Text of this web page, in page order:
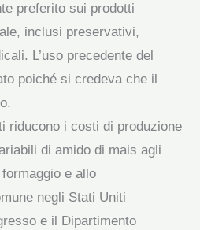
preferito sui prodotti
inclusi preservativi,
L’uso precedente del
poiché si credeva che il
riducono i costi di produzione
di amido di mais agli
e allo
negli Stati Uniti
e il Dipartimento